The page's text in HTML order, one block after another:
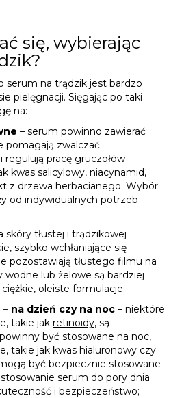
się, wybierając
serum na trądzik jest bardzo
pielęgnacji. Sięgając po taki
na:
– serum powinno zawierać
pomagają zwalczać
regulują pracę gruczołów
kwas salicylowy, niacynamid,
z drzewa herbacianego. Wybór
od indywidualnych potrzeb
skóry tłustej i trądzikowej
szybko wchłaniające się
pozostawiają tłustego filmu na
wodne lub żelowe są bardziej
oleiste formulacje;
na dzień czy na noc – niektóre
takie jak retinoidy, są
być stosowane na noc,
takie jak kwas hialuronowy czy
być bezpiecznie stosowane
serum do pory dnia
i bezpieczeństwo;